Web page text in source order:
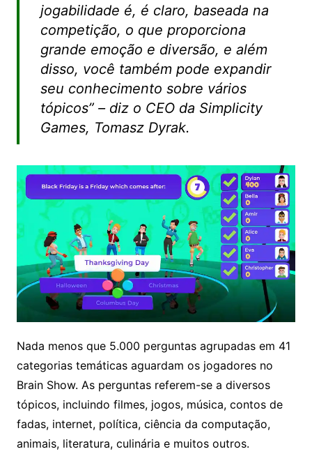
jogabilidade é, é claro, baseada na
competição, o que proporciona
grande emoção e diversão, e além
disso, você também pode expandir
seu conhecimento sobre vários
tópicos” – diz o CEO da Simplicity
Games, Tomasz Dyrak.
Nada menos que 5.000 perguntas agrupadas em 41
categorias temáticas aguardam os jogadores no
Brain Show. As perguntas referem-se a diversos
tópicos, incluindo filmes, jogos, música, contos de
fadas, internet, política, ciência da computação,
animais, literatura, culinária e muitos outros.